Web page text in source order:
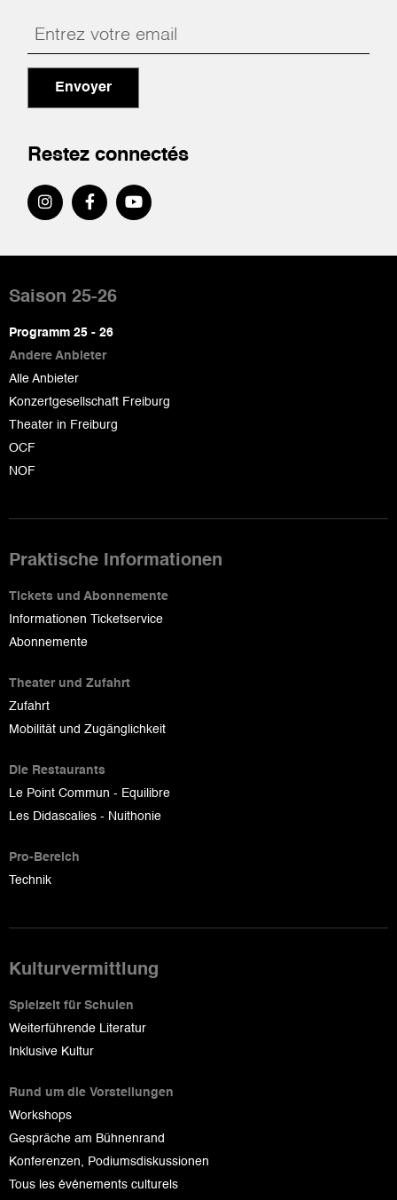
Envoyer
Restez connectés
de
page
Saison 25-26
Programm 25 - 26
Andere Anbieter
Alle Anbieter
Konzertgesellschaft Freiburg
Theater in Freiburg
OCF
NOF
Praktische Informationen
Tickets und Abonnemente
Informationen Ticketservice
Abonnemente
Theater und Zufahrt
Zufahrt
Mobilität und Zugänglichkeit
Die Restaurants
Le Point Commun - Equilibre
Les Didascalies - Nuithonie
Pro-Bereich
Technik
Kulturvermittlung
Spielzeit für Schulen
Weiterführende Literatur
Inklusive Kultur
Rund um die Vorstellungen
Workshops
Gespräche am Bühnenrand
Konferenzen, Podiumsdiskussionen
Tous les événements culturels